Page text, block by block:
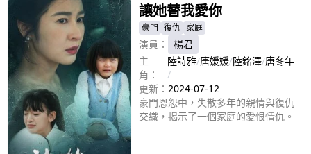
讓她替我愛你
豪門 復仇 家庭
演員：
楊君
主
角：
陸詩雅/唐媛媛/陸銘澤/唐冬年
/
更新： 2024-07-12
豪門恩怨中，失散多年的親情與復仇
交織，揭示了一個家庭的愛恨情仇。